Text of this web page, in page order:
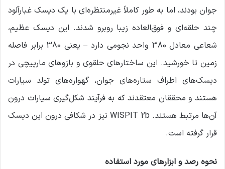
جوان بودند، اما به طور کاملاً غیرمنتظره‌ای با یک دیسک غبارآلود
چند حلقه‌ای و فوق‌العاده زیبا روبرو شدند. این دیسک عظیم،
شعاعی معادل 380 واحد نجومی دارد – یعنی 380 برابر فاصله
زمین تا خورشید. این ساختارهای حلقوی و بازوهای مارپیچی در
دیسک‌های اطراف ستاره‌های جوان، گهواره‌های تولد سیارات
هستند و محققان معتقدند که به فرآیند شکل‌گیری سیارات درون
آن‌ها مرتبط هستند. WISPIT 2b نیز در شکافی درون این دیسک
قرار گرفته است.
نحوه رصد و ابزارهای مورد استفاده